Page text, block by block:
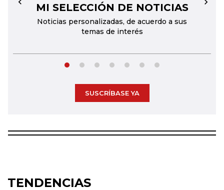
MI SELECCIÓN DE NOTICIAS
Noticias personalizadas, de acuerdo a sus
temas de interés
← →
SUSCRÍBASE YA
TENDENCIAS